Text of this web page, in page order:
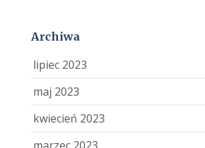
Archiwa
lipiec 2023
maj 2023
kwiecień 2023